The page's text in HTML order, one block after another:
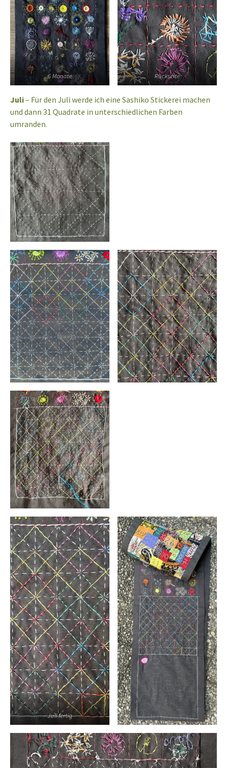
6 Monate Rückseite
Juli– Für den Juli werde ich eine Sashiko Stickerei machen
und dann 31 Quadrate in unterschiedlichen Farben
umranden.
Juli fertig